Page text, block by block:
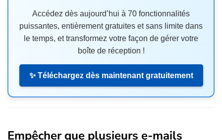
Accédez dès aujourd’hui à 70 fonctionnalités
puissantes, entièrement gratuites et sans limite dans
le temps, et transformez votre façon de gérer votre
boîte de réception !
✨ Téléchargez dès maintenant gratuitement
Empêcher que plusieurs e-mails